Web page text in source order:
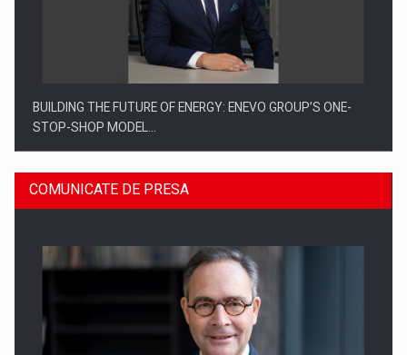
BUILDING THE FUTURE OF ENERGY: ENEVO GROUP’S ONE-
STOP-SHOP MODEL…
COMUNICATE DE PRESA